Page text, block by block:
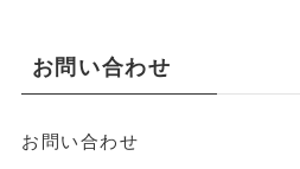
お問い合わせ
お問い合わせ